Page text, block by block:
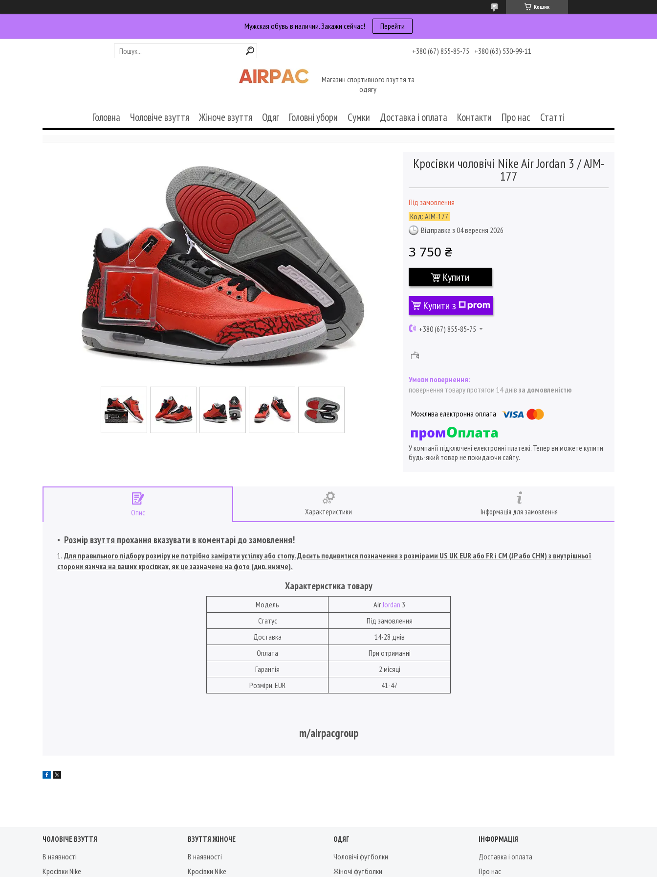
Кошик
Мужская обувь в наличии. Закажи сейчас! Перейти
+380 (67) 855-85-75 +380 (63) 530-99-11
Магазин спортивного взуття та
одягу
Головна Чоловіче взуття Жіноче взуття Одяг Головні убори Сумки Доставка і оплата Контакти Про нас Статті
Кросівки чоловічі Nike Air Jordan 3 / AJM-
177
Під замовлення
Код: AJM-177
Відправка з 04 вересня 2026
3 750 ₴
Купити
Купити з
+380 (67) 855-85-75
повернення товару протягом 14 днів за домовленістю
У компанії підключені електронні платежі. Тепер ви можете купити
будь-який товар не покидаючи сайту.
Опис Характеристики Інформація для замовлення
Розмір взуття прохання вказувати в коментарі до замовлення!
Для правильного підбору розміру не потрібно заміряти устілку або стопу. Досить подивитися позначення з розмірами US UK EUR або FR і СМ (JP або CHN) з внутрішньої
сторони язичка на ваших кросівках, як це зазначено на фото (див. нижче).
Характеристика товару
Модель Air Jordan 3
Статус
Під замовлення
Доставка
14-28 днів
Оплата
При отриманні
Гарантія
2 місяці
Розміри, EUR
41-47
m/airpacgroup
ЧОЛОВІЧЕ ВЗУТТЯ
В наявності
Кросівки Nike
ВЗУТТЯ ЖІНОЧЕ
В наявності
Кросівки Nike
ОДЯГ
Чоловічі футболки
Жіночі футболки
ІНФОРМАЦІЯ
Доставка і оплата
Про нас